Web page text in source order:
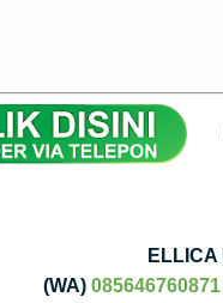
ELLICA
(WA) 085646760871